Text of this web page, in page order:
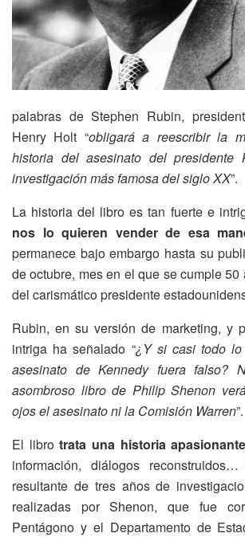
palabras de Stephen Rubin,
Henry Holt “obligará a reescribir la
historia del asesinato del presidente
investigación más famosa del siglo XX”.
La historia del libro es tan fuerte e
nos lo quieren vender de esa
permanece bajo embargo hasta su
de octubre, mes en el que se cumple
del carismático presidente
Rubin, en su versión de marketing, y
intriga ha señalado “¿Y si casi todo
asesinato de Kennedy fuera falso?
asombroso libro de Philip Shenon
ojos el asesinato ni la Comisión Warren”.
El librotrata una historia apasionante
información, diálogos
resultante de tres años de
realizadas por Shenon, que fue
Pentágono y el Departamento de